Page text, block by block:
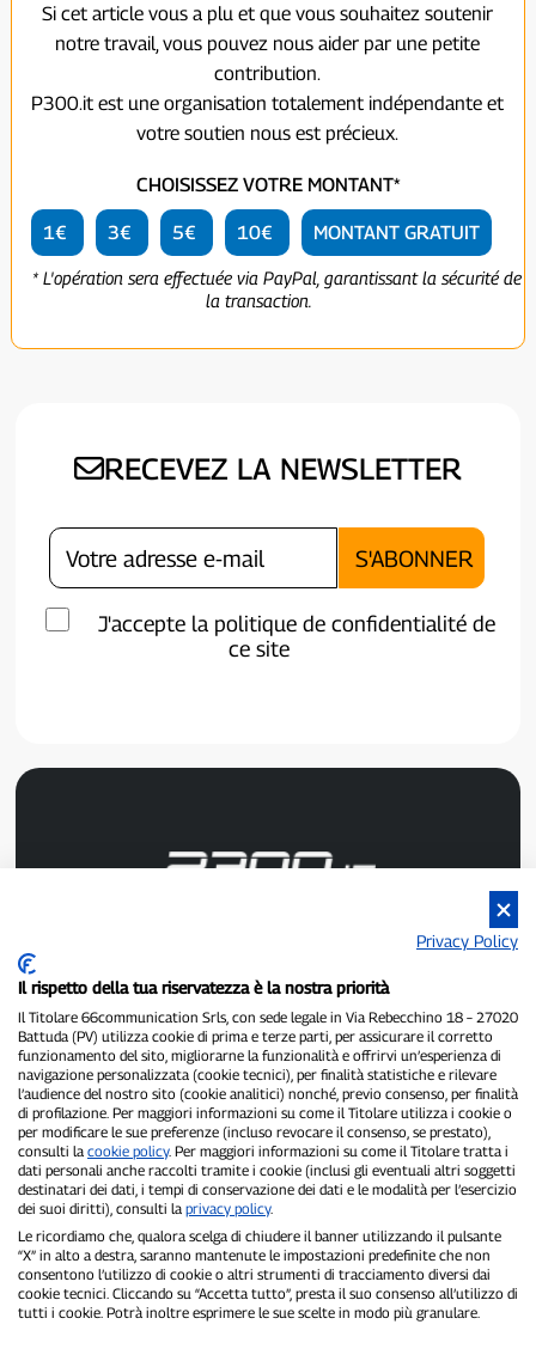
Si cet article vous a plu et que vous souhaitez soutenir
notre travail, vous pouvez nous aider par une petite
contribution.
P300.it est une organisation totalement indépendante et
votre soutien nous est précieux.
CHOISISSEZ VOTRE MONTANT*
1€ 3€ 5€ 10€ MONTANT GRATUIT
* L'opération sera effectuée via PayPal, garantissant la sécurité de
la transaction.
RECEVEZ LA NEWSLETTER
J'accepte la politique de confidentialité de
ce site
Pavie.
Propriétaire et éditeur :66communication Srls- Numéro de TVA :
02798890188.
Rédacteur en chef :Alessandro Secchi- Rédacteur adjoint :Federico
Benedusi.
Politique de confidentialité-Politique relative aux cookies
« Si c'est vraiment arrivé, vous le trouverez sur P300.it »
Copyright © P300.it 2012-2026
Privacy Policy
Il rispetto della tua riservatezza è la nostra priorità
Il Titolare 66communication Srls, con sede legale in Via Rebecchino 18 – 27020
Battuda (PV) utilizza cookie di prima e terze parti, per assicurare il corretto
funzionamento del sito, migliorarne la funzionalità e offrirvi un’esperienza di
navigazione personalizzata (cookie tecnici), per finalità statistiche e rilevare
l’audience del nostro sito (cookie analitici) nonché, previo consenso, per finalità
di profilazione. Per maggiori informazioni su come il Titolare utilizza i cookie o
per modificare le sue preferenze (incluso revocare il consenso, se prestato),
consulti la cookie policy. Per maggiori informazioni su come il Titolare tratta i
dati personali anche raccolti tramite i cookie (inclusi gli eventuali altri soggetti
destinatari dei dati, i tempi di conservazione dei dati e le modalità per l’esercizio
dei suoi diritti), consulti la privacy policy.
Le ricordiamo che, qualora scelga di chiudere il banner utilizzando il pulsante
“X” in alto a destra, saranno mantenute le impostazioni predefinite che non
consentono l’utilizzo di cookie o altri strumenti di tracciamento diversi dai
cookie tecnici. Cliccando su “Accetta tutto”, presta il suo consenso all’utilizzo di
tutti i cookie. Potrà inoltre esprimere le sue scelte in modo più granulare.